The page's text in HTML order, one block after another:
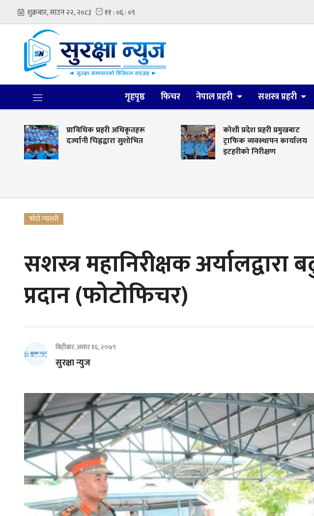
गृहपृष्ठ फिचर नेपाल प्रहरी सशस्त्र प्रहरी
प्राविधिक प्रहरी अधिकृतहरू
दर्ज्यानी चिह्नद्वारा सुशोभित
कोशी प्रदेश प्रहरी प्रमुखबाट
ट्राफिक व्यवस्थापन कार्यालय
इटहरीको निरीक्षण
फोटो ग्यालरी
सशस्त्र महानिरीक्षक
प्रदान (फोटोफिचर)
बिहीबार, असार १६, २०७९
सुरक्षा न्युज